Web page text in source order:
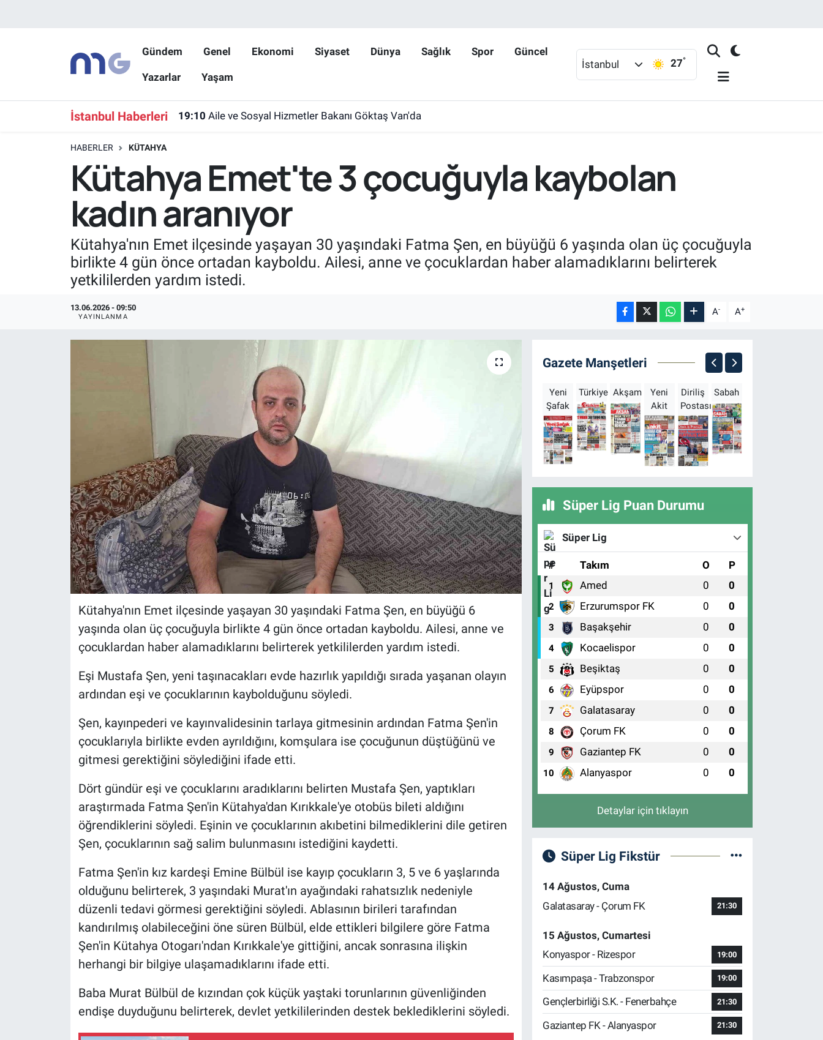
Gündem Genel Ekonomi Siyaset Dünya Sağlık Spor Güncel
Yazarlar Yaşam
İstanbul 27°
İstanbul Haberleri 19:10 Aile ve Sosyal Hizmetler Bakanı Göktaş Van'da
HABERLER KÜTAHYA
Kütahya Emet'te 3 çocuğuyla kaybolan
kadın aranıyor
Kütahya'nın Emet ilçesinde yaşayan 30 yaşındaki Fatma Şen, en büyüğü 6 yaşında olan üç çocuğuyla
birlikte 4 gün önce ortadan kayboldu. Ailesi, anne ve çocuklardan haber alamadıklarını belirterek
yetkililerden yardım istedi.
13.06.2026 - 09:50
YAYINLANMA A- A+
Kütahya'nın Emet ilçesinde yaşayan 30 yaşındaki Fatma Şen, en büyüğü 6
yaşında olan üç çocuğuyla birlikte 4 gün önce ortadan kayboldu. Ailesi, anne ve
çocuklardan haber alamadıklarını belirterek yetkililerden yardım istedi.
Eşi Mustafa Şen, yeni taşınacakları evde hazırlık yapıldığı sırada yaşanan olayın
ardından eşi ve çocuklarının kaybolduğunu söyledi.
Şen, kayınpederi ve kayınvalidesinin tarlaya gitmesinin ardından Fatma Şen'in
çocuklarıyla birlikte evden ayrıldığını, komşulara ise çocuğunun düştüğünü ve
gitmesi gerektiğini söylediğini ifade etti.
Dört gündür eşi ve çocuklarını aradıklarını belirten Mustafa Şen, yaptıkları
araştırmada Fatma Şen'in Kütahya'dan Kırıkkale'ye otobüs bileti aldığını
öğrendiklerini söyledi. Eşinin ve çocuklarının akıbetini bilmediklerini dile getiren
Şen, çocuklarının sağ salim bulunmasını istediğini kaydetti.
Fatma Şen'in kız kardeşi Emine Bülbül ise kayıp çocukların 3, 5 ve 6 yaşlarında
olduğunu belirterek, 3 yaşındaki Murat'ın ayağındaki rahatsızlık nedeniyle
düzenli tedavi görmesi gerektiğini söyledi. Ablasının birileri tarafından
kandırılmış olabileceğini öne süren Bülbül, elde ettikleri bilgilere göre Fatma
Şen'in Kütahya Otogarı'ndan Kırıkkale'ye gittiğini, ancak sonrasına ilişkin
herhangi bir bilgiye ulaşamadıklarını ifade etti.
Baba Murat Bülbül de kızından çok küçük yaştaki torunlarının güvenliğinden
endişe duyduğunu belirterek, devlet yetkililerinden destek beklediklerini söyledi.
Gazete Manşetleri
Yeni
Şafak
Türkiye Akşam
Yeni
Akit
Diriliş
Postası
Sabah
Süper Lig Puan Durumu
Süper Lig
# Takım O P
1 Amed 0 0
2 Erzurumspor FK 0 0
3 Başakşehir 0 0
4 Kocaelispor 0 0
5 Beşiktaş 0 0
6 Eyüpspor 0 0
7 Galatasaray 0 0
8 Çorum FK 0 0
9 Gaziantep FK 0 0
10 Alanyaspor 0 0
Detaylar için tıklayın
Süper Lig Fikstür
14 Ağustos, Cuma
Galatasaray - Çorum FK
21:30
15 Ağustos, Cumartesi
Konyaspor - Rizespor
19:00
Kasımpaşa - Trabzonspor 19:00
Gençlerbirliği S.K. - Fenerbahçe 21:30
Gaziantep FK - Alanyaspor 21:30
Hava Durumu
İstanbul Namaz Vakitleri
Süper Lig Puan Durumu ve Fikstür
Tüm Manşetler
Haber Arşivi